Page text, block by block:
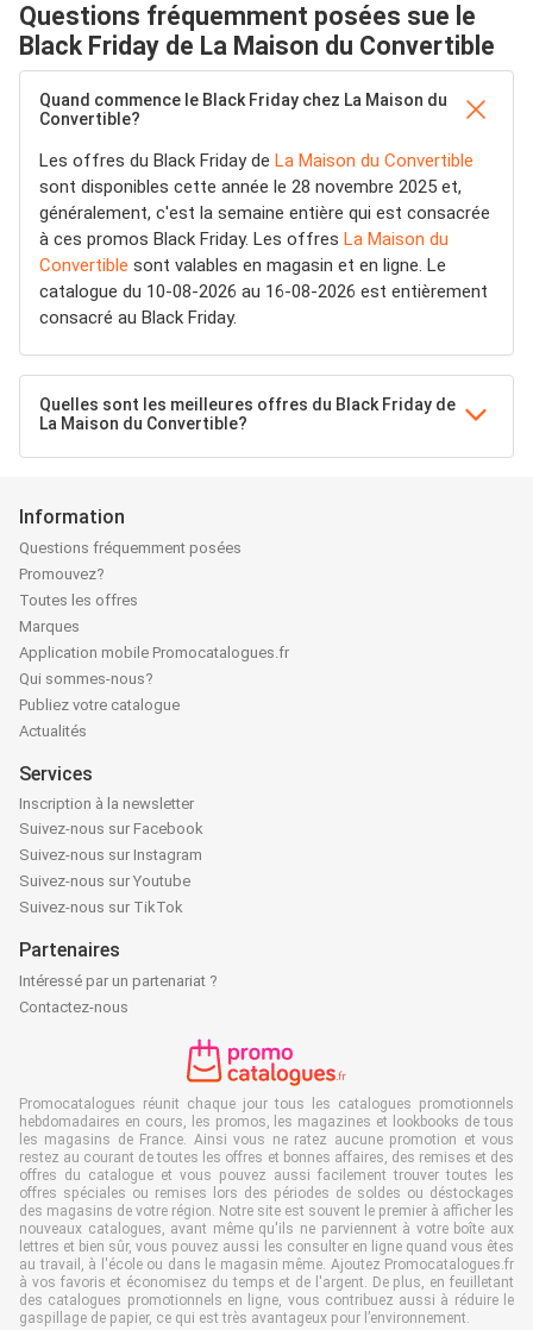
Questions fréquemment posées sue le
Black Friday de La Maison du Convertible
Quand commence le Black Friday chez La Maison du
Convertible?
Les offres du Black Friday de La Maison du Convertible
sont disponibles cette année le 28 novembre 2025 et,
généralement, c'est la semaine entière qui est consacrée
à ces promos Black Friday. Les offres La Maison du
Convertible sont valables en magasin et en ligne. Le
catalogue du 10-08-2026 au 16-08-2026 est entièrement
consacré au Black Friday.
Quelles sont les meilleures offres du Black Friday de
La Maison du Convertible?
Information
Questions fréquemment posées
Promouvez?
Toutes les offres
Marques
Application mobile Promocatalogues.fr
Qui sommes-nous?
Publiez votre catalogue
Actualités
Services
Inscription à la newsletter
Suivez-nous sur Facebook
Suivez-nous sur Instagram
Suivez-nous sur Youtube
Suivez-nous sur TikTok
Partenaires
Intéressé par un partenariat ?
Contactez-nous
Promocatalogues réunit chaque jour tous les catalogues promotionnels
hebdomadaires en cours, les promos, les magazines et lookbooks de tous
les magasins de France. Ainsi vous ne ratez aucune promotion et vous
restez au courant de toutes les offres et bonnes affaires, des remises et des
offres du catalogue et vous pouvez aussi facilement trouver toutes les
offres spéciales ou remises lors des périodes de soldes ou déstockages
des magasins de votre région. Notre site est souvent le premier à afficher les
nouveaux catalogues, avant même qu'ils ne parviennent à votre boîte aux
lettres et bien sûr, vous pouvez aussi les consulter en ligne quand vous êtes
au travail, à l'école ou dans le magasin même. Ajoutez Promocatalogues.fr
à vos favoris et économisez du temps et de l'argent. De plus, en feuilletant
des catalogues promotionnels en ligne, vous contribuez aussi à réduire le
gaspillage de papier, ce qui est très avantageux pour l’environnement.